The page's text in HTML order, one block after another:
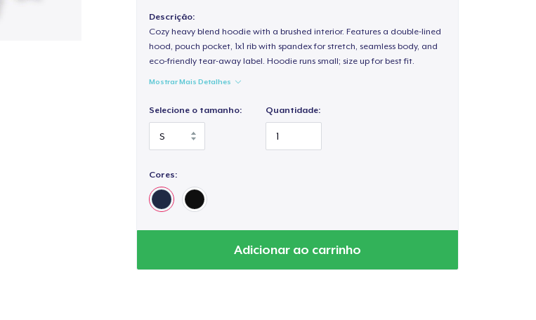
Descrição:
Cozy heavy blend hoodie with a brushed interior. Features a double-lined
hood, pouch pocket, 1x1 rib with spandex for stretch, seamless body, and
eco-friendly tear-away label. Hoodie runs small; size up for best fit.
Mostrar Mais Detalhes
Selecione o tamanho: Quantidade:
Cores:
Adicionar ao carrinho